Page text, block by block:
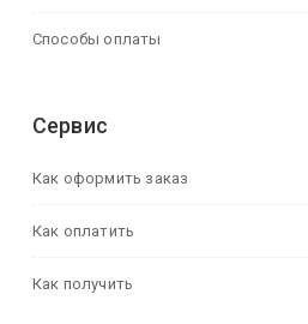
Способы оплаты
Сервис
Как оформить заказ
Как оплатить
Как получить